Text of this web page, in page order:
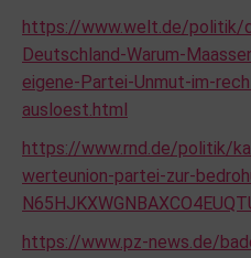
https://www.welt.de/politik/
Deutschland-Warum-
eigene-Partei-Unmut-im-
ausloest.html
https://www.rnd.de/politik/
werteunion-partei-zur-
https://www.pz-news.de/